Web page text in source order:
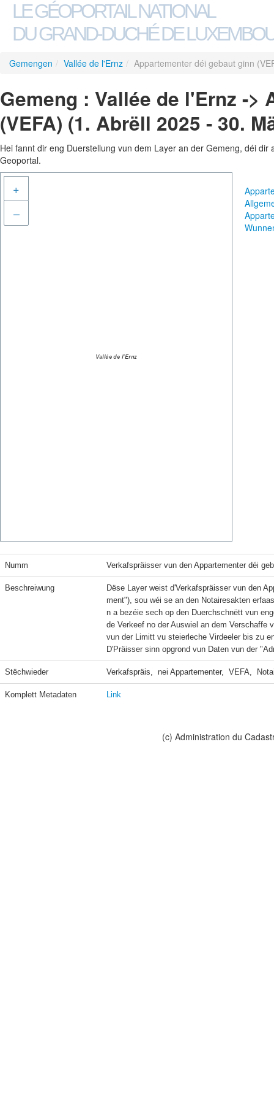
LE GÉOPORTAIL NATIONAL
DU GRAND-DUCHÉ DE
Gemengen / Vallée de l'Ernz / Appartementer déi gebaut ginn
Gemeng : Vallée de l'Ernz -
(VEFA) (1. Abrëll 2025 - 30.
Hei fannt dir eng Duerstellung vun dem Layer an der Gemeng, déi
Geoportal.
+
–
Numm Verkafspräisser vun den Appartementer déi
Beschreiwung
Dëse Layer weist d'Verkafspräisser vun den
ment"), sou wéi se an den Notairesakten
n a bezéie sech op den Duerchschnëtt vun
de Verkeef no der Auswiel an dem Verschaffe
vun der Limitt vu steierleche Virdeeler bis zu
D'Präisser sinn opgrond vun Daten vun der
Stëchwieder Verkafspräis,  nei Appartementer,  VEFA,
Komplett Metadaten Link
(c) Administration du